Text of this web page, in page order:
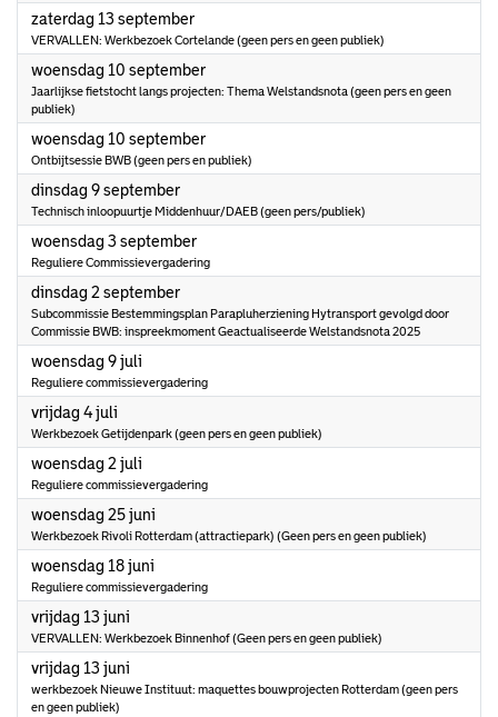
zaterdag 13 september2025
VERVALLEN: Werkbezoek Cortelande (geen pers en geen publiek)
woensdag 10 september2025
Jaarlijkse fietstocht langs projecten: Thema Welstandsnota (geen pers en geen
publiek)
woensdag 10 september2025
Ontbijtsessie BWB (geen pers en publiek)
dinsdag 9 september2025
Technisch inloopuurtje Middenhuur/DAEB (geen pers/publiek)
woensdag 3 september2025
Reguliere Commissievergadering
dinsdag 2 september2025
Subcommissie Bestemmingsplan Parapluherziening Hytransport gevolgd door
Commissie BWB: inspreekmoment Geactualiseerde Welstandsnota 2025
woensdag 9 juli
Reguliere commissievergadering
vrijdag 4 juli
Werkbezoek Getijdenpark (geen pers en geen publiek)
woensdag 2 juli
Reguliere commissievergadering
woensdag 25 juni
Werkbezoek Rivoli Rotterdam (attractiepark) (Geen pers en geen publiek)
woensdag 18 juni
Reguliere commissievergadering
vrijdag 13 juni
VERVALLEN: Werkbezoek Binnenhof (Geen pers en geen publiek)
vrijdag 13 juni
werkbezoek Nieuwe Instituut: maquettes bouwprojecten Rotterdam (geen pers
en geen publiek)